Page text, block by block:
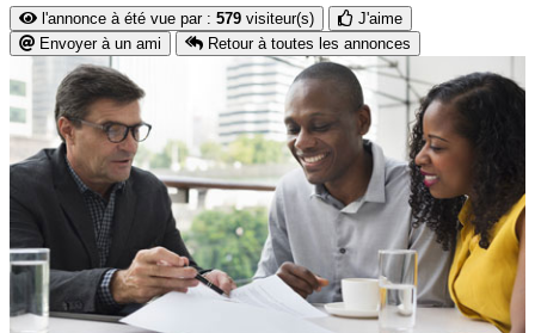
l'annonce à été vue par : 579 visiteur(s)
J'aime
Envoyer à un ami
Retour à toutes les annonces